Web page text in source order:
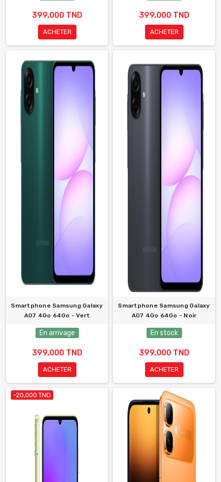
399,000 TND
ACHETER
399,000 TND
ACHETER
Smartphone Samsung Galaxy
A07 4Go 64Go - Vert
En arrivage
399,000 TND
ACHETER
Smartphone Samsung Galaxy
A07 4Go 64Go - Noir
En stock
399,000 TND
ACHETER
-20,000 TND